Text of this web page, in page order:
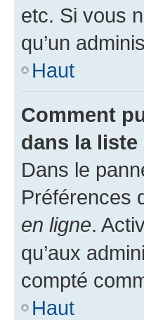
etc. Si vous
qu’un
Haut
Comment
dans la
Dans le
Préférences
en ligne.
qu’aux
compté
Haut